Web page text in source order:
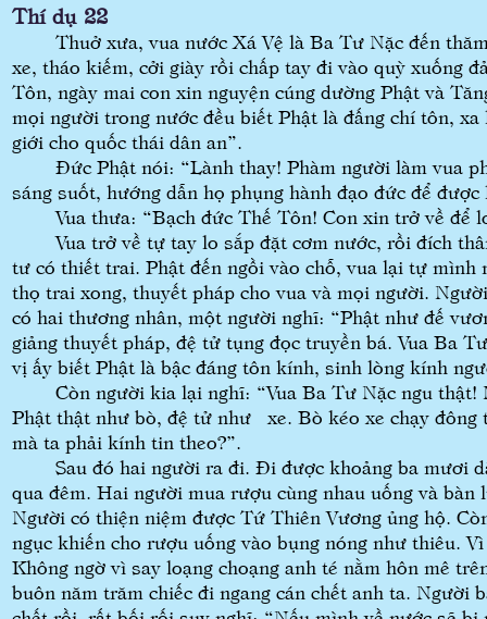
Thí dụ 22
Thuở xưa, vua nước Xá Vệ là Ba Tư Nặc đến thăm
xe, tháo kiếm, cởi giày rồi chấp tay đi vào quỳ xuống
Tôn, ngày mai con xin nguyện cúng dường Phật và
mọi người trong nước đều biết Phật là đấng chí tôn,
giới cho quốc thái dân an”.
Đức Phật nói: “Lành thay! Phàm người làm vua
sáng suốt, hướng dẫn họ phụng hành đạo đức để
Vua thưa: “Bạch đức Thế Tôn! Con xin trở về để
Vua trở về tự tay lo sắp đặt cơm nước, rồi đích
tư có thiết trai. Phật đến ngồi vào chỗ, vua lại tự mình
thọ trai xong, thuyết pháp cho vua và mọi người.
có hai thương nhân, một người nghĩ: “Phật như đế
giảng thuyết pháp, đệ tử tụng đọc truyền bá. Vua Ba
vị ấy biết Phật là bậc đáng tôn kính, sinh lòng kính
Còn người kia lại nghĩ: “Vua Ba Tư Nặc ngu thật!
Phật thật như bò, đệ tử như xe. Bò kéo xe chạy đông
mà ta phải kính tin theo?”.
Sau đó hai người ra đi. Đi được khoảng ba mươi
qua đêm. Hai người mua rượu cùng nhau uống và bàn
Người có thiện niệm được Tứ Thiên Vương ủng hộ.
ngục khiến cho rượu uống vào bụng nóng như thiêu.
Không ngờ vì say loạng choạng anh té nằm hôn mê
buôn năm trăm chiếc đi ngang cán chết anh ta. Người